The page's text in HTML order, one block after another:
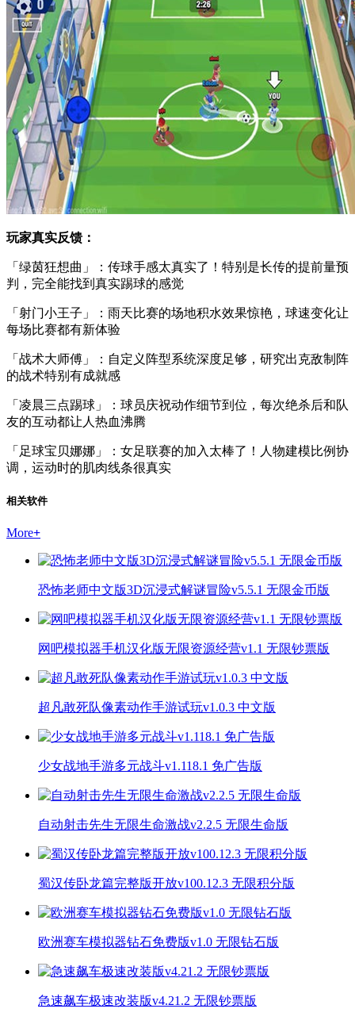
玩家真实反馈：
「绿茵狂想曲」：传球手感太真实了！特别是长传的提前量预
判，完全能找到真实踢球的感觉
「射门小王子」：雨天比赛的场地积水效果惊艳，球速变化让
每场比赛都有新体验
「战术大师傅」：自定义阵型系统深度足够，研究出克敌制阵
的战术特别有成就感
「凌晨三点踢球」：球员庆祝动作细节到位，每次绝杀后和队
友的互动都让人热血沸腾
「足球宝贝娜娜」：女足联赛的加入太棒了！人物建模比例协
调，运动时的肌肉线条很真实
相关软件
More+
恐怖老师中文版3D沉浸式解谜冒险v5.5.1 无限金币版
网吧模拟器手机汉化版无限资源经营v1.1 无限钞票版
超凡敢死队像素动作手游试玩v1.0.3 中文版
少女战地手游多元战斗v1.118.1 免广告版
自动射击先生无限生命激战v2.2.5 无限生命版
蜀汉传卧龙篇完整版开放v100.12.3 无限积分版
欧洲赛车模拟器钻石免费版v1.0 无限钻石版
急速飙车极速改装版v4.21.2 无限钞票版